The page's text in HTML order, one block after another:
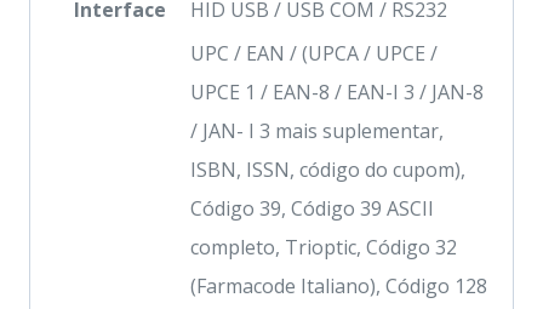
Interface HID USB / USB COM / RS232
UPC / EAN / (UPCA / UPCE /
UPCE 1 / EAN-8 / EAN-I 3 / JAN-8
/ JAN- I 3 mais suplementar,
ISBN, ISSN, código do cupom),
Código 39, Código 39 ASCII
completo, Trioptic, Código 32
(Farmacode Italiano), Código 128